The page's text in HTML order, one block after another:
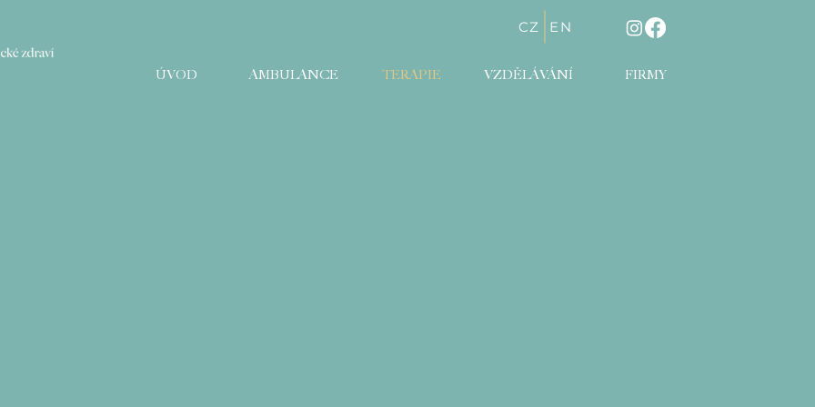
EN
CZ
ÚVOD AMBULANCE TERAPIE VZDĚLÁVÁNÍ FIRMY